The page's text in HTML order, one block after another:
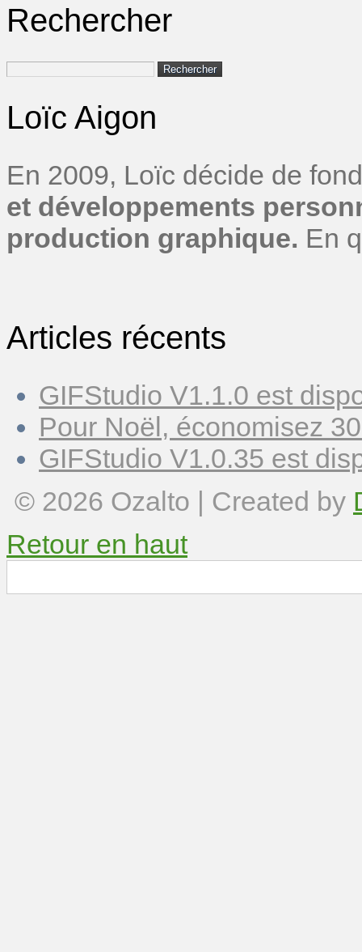
Rechercher
Loïc Aigon
En 2009, Loïc décide de
et développements
production graphique. En
Articles récents
GIFStudio V1.1.0 est
Pour Noël, économisez
GIFStudio V1.0.35 est
© 2026 Ozalto | Created by
Retour en haut